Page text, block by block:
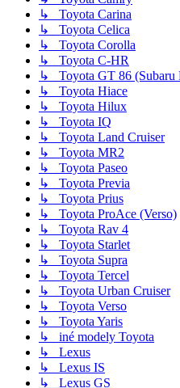
↳ Toyota Carina
↳ Toyota Celica
↳ Toyota Corolla
↳ Toyota C-HR
↳ Toyota GT 86 (Subaru
↳ Toyota Hiace
↳ Toyota Hilux
↳ Toyota IQ
↳ Toyota Land Cruiser
↳ Toyota MR2
↳ Toyota Paseo
↳ Toyota Previa
↳ Toyota Prius
↳ Toyota ProAce (Verso)
↳ Toyota Rav 4
↳ Toyota Starlet
↳ Toyota Supra
↳ Toyota Tercel
↳ Toyota Urban Cruiser
↳ Toyota Verso
↳ Toyota Yaris
↳ iné modely Toyota
↳ Lexus
↳ Lexus IS
↳ Lexus GS